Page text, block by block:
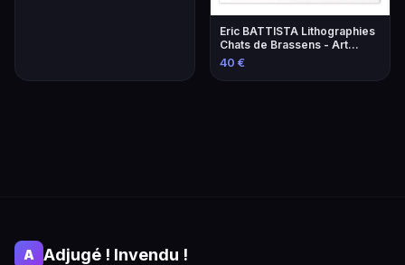
Eric BATTISTA Lithographies
Chats de Brassens - Art
Contemporain
40 €
A Adjugé ! Invendu !